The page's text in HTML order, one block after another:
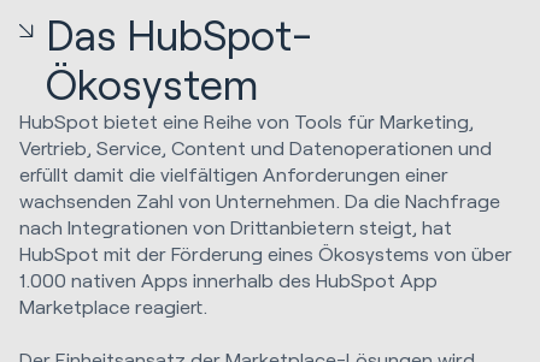
Das HubSpot-
Ökosystem
HubSpot bietet eine Reihe von Tools für Marketing,
Vertrieb, Service, Content und Datenoperationen und
erfüllt damit die vielfältigen Anforderungen einer
wachsenden Zahl von Unternehmen. Da die Nachfrage
nach Integrationen von Drittanbietern steigt, hat
HubSpot mit der Förderung eines Ökosystems von über
1.000 nativen Apps innerhalb des HubSpot App
Marketplace reagiert.